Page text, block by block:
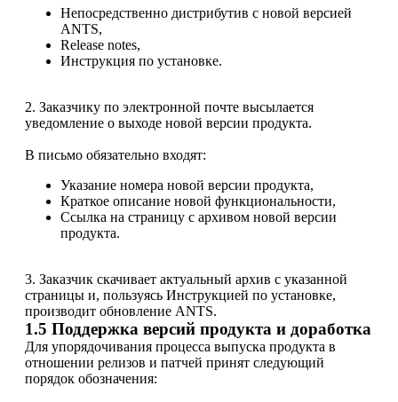
Непосредственно дистрибутив с новой версией
ANTS,
Release notes,
Инструкция по установке.
2. Заказчику по электронной почте высылается
уведомление о выходе новой версии продукта.
В письмо обязательно входят:
Указание номера новой версии продукта,
Краткое описание новой функциональности,
Ссылка на страницу с архивом новой версии
продукта.
3. Заказчик скачивает актуальный архив с указанной
страницы и, пользуясь Инструкцией по установке,
производит обновление ANTS.
1.5 Поддержка версий продукта и доработка
Для упорядочивания процесса выпуска продукта в
отношении релизов и патчей принят следующий
порядок обозначения: